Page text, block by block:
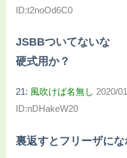
ID:t2noOd6C0
JSBBついてないな
硬式用か？
21: 風吹けば名無し 2020/
ID:nDHakeW20
裏返すとフリーザに